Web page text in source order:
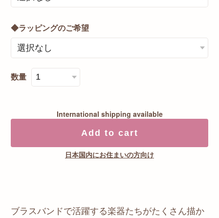
◆ラッピングのご希望
数量
International shipping available
Add to cart
日本国内にお住まいの方向け
ブラスバンドで活躍する楽器たちがたくさん描か